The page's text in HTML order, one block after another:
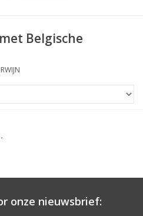
Belgische
onze nieuwsbrief: